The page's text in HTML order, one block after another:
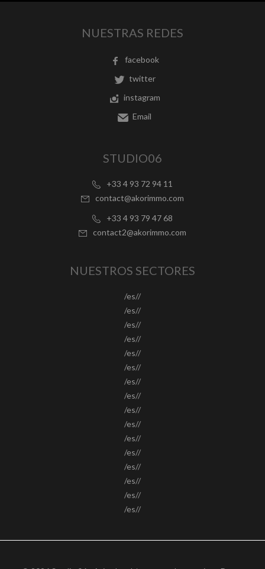
NUESTRAS REDES
facebook
twitter
instagram
Email
STUDIO06
+33 4 93 72 94 11
contact@akorimmo.com
+33 4 93 79 47 68
contact2@akorimmo.com
NUESTROS SECTORES
/es//
/es//
/es//
/es//
/es//
/es//
/es//
/es//
/es//
/es//
/es//
/es//
/es//
/es//
/es//
/es//